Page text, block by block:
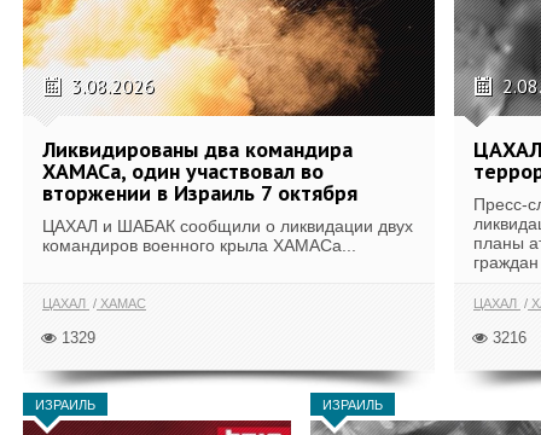
3.08.2026
Ликвидированы два командира
ХАМАСа, один участвовал во
вторжении в Израиль 7 октября
ЦАХАЛ и ШАБАК сообщили о ликвидации двух
командиров военного крыла ХАМАСа...
ЦАХАЛ ХАМАС
1329
ЦАХАЛ
Пресс-
планы
ЦАХАЛ
3216
ИЗРАИЛЬ ИЗРАИЛЬ